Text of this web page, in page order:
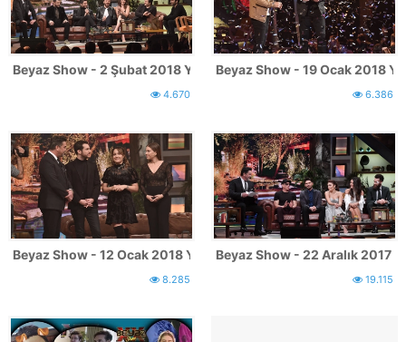
Beyaz Show - 2 Şubat 2018 Yayınından Kareler
4.670
Beyaz Show - 19 Ocak 2018
6.386
Beyaz Show - 12 Ocak 2018 Yayınından Kareler
8.285
Beyaz Show - 22 Aralık 2017
19.115